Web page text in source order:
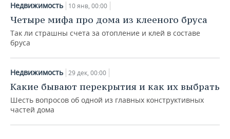
Недвижимость 10 янв, 00:00
Четыре мифа про дома из клееного бруса
Так ли страшны счета за отопление и клей в составе
бруса
Недвижимость 29 дек, 00:00
Какие бывают перекрытия и как их выбрать
Шесть вопросов об одной из главных конструктивных
частей дома